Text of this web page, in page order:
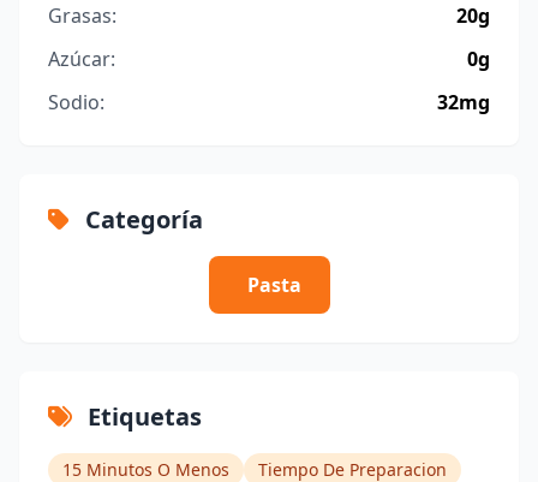
Grasas:
20g
Azúcar:
0g
Sodio:
32mg
Categoría
Pasta
Etiquetas
15 Minutos O Menos
Tiempo De Preparacion